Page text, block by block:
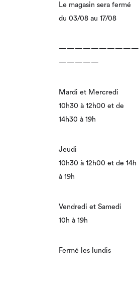
Le magasin sera fermé
du 03/08 au 17/08
——————————
—————
Mardi et Mercredi
10h30 à 12h00 et de
14h30 à 19h
Jeudi
10h30 à 12h00 et de 14h
à 19h
Vendredi et Samedi
10h à 19h
Fermé les lundis